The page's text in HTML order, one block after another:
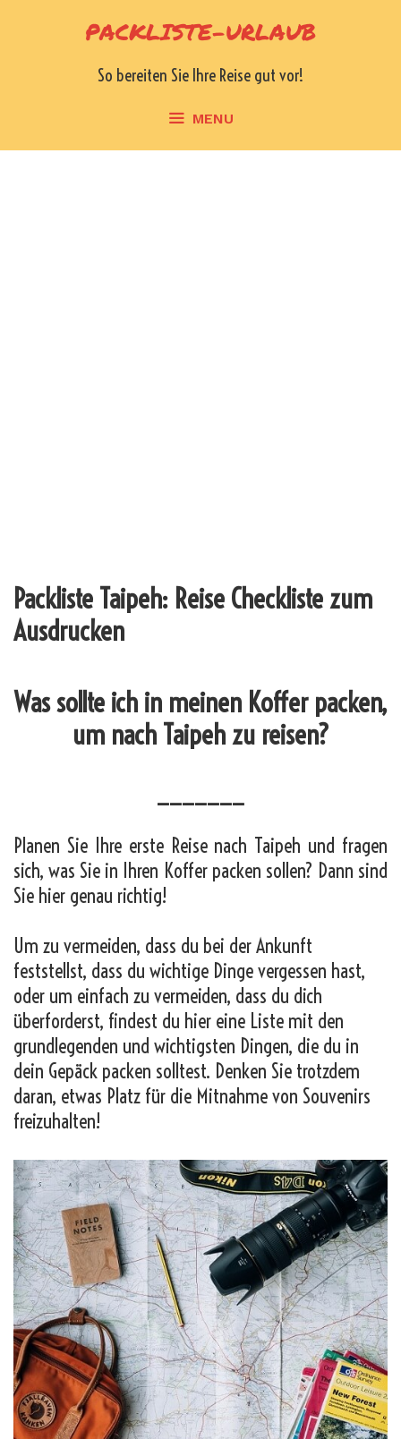
PACKLISTE-URLAUB
So bereiten Sie Ihre Reise gut vor!
MENU
Packliste Taipeh: Reise Checkliste zum
Ausdrucken
Was sollte ich in meinen Koffer packen,
um nach Taipeh zu reisen?
Planen Sie Ihre erste Reise nach Taipeh und fragen
sich, was Sie in Ihren Koffer packen sollen? Dann sind
Sie hier genau richtig!
Um zu vermeiden, dass du bei der Ankunft
feststellst, dass du wichtige Dinge vergessen hast,
oder um einfach zu vermeiden, dass du dich
überforderst, findest du hier eine Liste mit den
grundlegenden und wichtigsten Dingen, die du in
dein Gepäck packen solltest. Denken Sie trotzdem
daran, etwas Platz für die Mitnahme von Souvenirs
freizuhalten!